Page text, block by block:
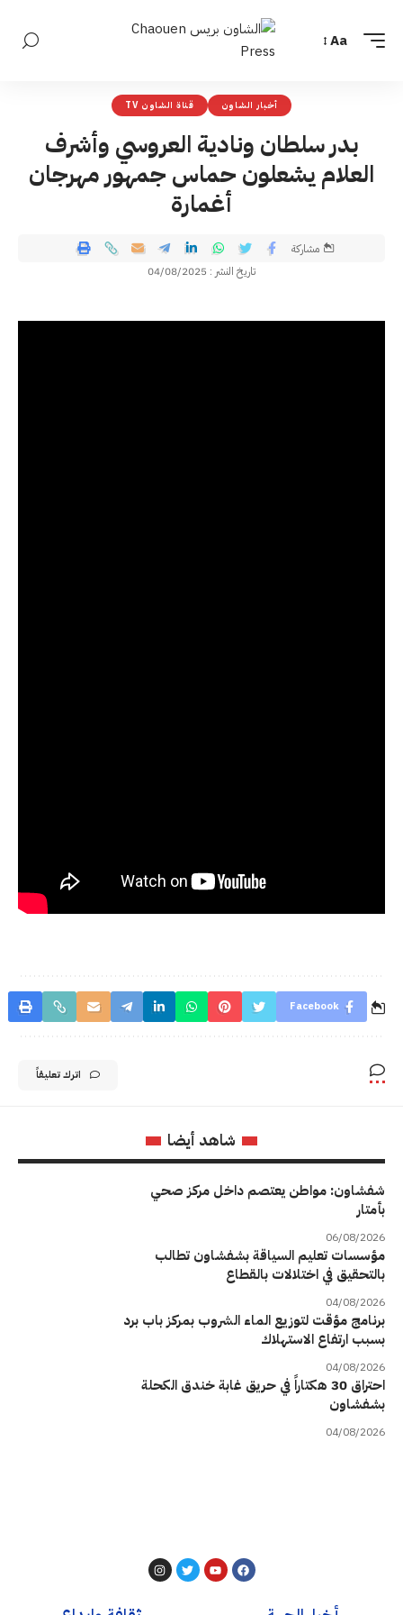
Aa
أخبار الشاون قناة الشاون TV
بدر سلطان ونادية العروسي وأشرف
العلام يشعلون حماس جمهور مهرجان
أغمارة
تاريخ النشر : 04/08/2025
مشاركة
Facebook
اترك تعليقاً
شاهد أيضا
شفشاون: مواطن يعتصم داخل مركز صحي
بأمتار
06/08/2026
مؤسسات تعليم السياقة بشفشاون تطالب
بالتحقيق في اختلالات بالقطاع
04/08/2026
برنامج مؤقت لتوزيع الماء الشروب بمركز باب برد
بسبب ارتفاع الاستهلاك
04/08/2026
احتراق 30 هكتاراً في حريق غابة خندق الكحلة
بشفشاون
04/08/2026